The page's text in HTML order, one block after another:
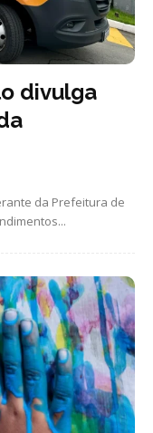
divulga
da Prefeitura de